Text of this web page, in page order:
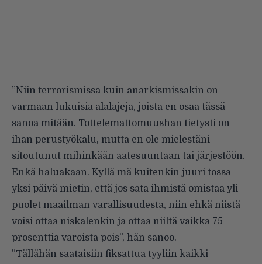
”Niin terrorismissa kuin anarkismissakin on
varmaan lukuisia alalajeja, joista en osaa tässä
sanoa mitään. Tottelemattomuushan tietysti on
ihan perustyökalu, mutta en ole mielestäni
sitoutunut mihinkään aatesuuntaan tai järjestöön.
Enkä haluakaan. Kyllä mä kuitenkin juuri tossa
yksi päivä mietin, että jos sata ihmistä omistaa yli
puolet maailman varallisuudesta, niin ehkä niistä
voisi ottaa niskalenkin ja ottaa niiltä vaikka 75
prosenttia varoista pois”, hän sanoo.
”Tällähän saataisiin fiksattua tyyliin kaikki